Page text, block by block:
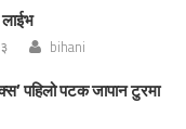
bihani
पहिलो पटक जापान टुरमा